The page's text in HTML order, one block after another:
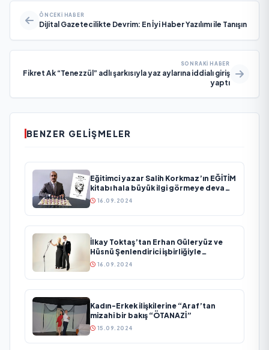
ÖNCEKI HABER
Dijital Gazetecilikte Devrim: En İyi Haber Yazılımı ile Tanışın
SONRAKI HABER
Fikret Ak “Tenezzül” adlı şarkısıyla yaz aylarına iddialı giriş
yaptı
BENZER GELIŞMELER
Eğitimci yazar Salih Korkmaz’ın EĞİTİM
kitabı hala büyük ilgi görmeye devam
ediyor
16.09.2024
İlkay Toktaş’tan Erhan Güleryüz ve
Hüsnü Şenlendirici işbirliğiyle
duygusal bir aşk manifestosu: “Deliler
16.09.2024
Kadın-Erkek ilişkilerine “Araf’tan
mizahi bir bakış “ÖTANAZİ”
15.09.2024